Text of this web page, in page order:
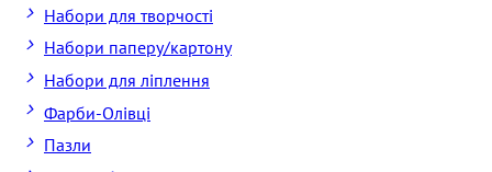
Набори для творчості
Набори паперу/картону
Набори для ліплення
Фарби-Олівці
Пазли